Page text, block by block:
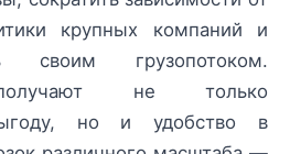
крупных компаний и
своим грузопотоком.
получают не только
но и удобство в